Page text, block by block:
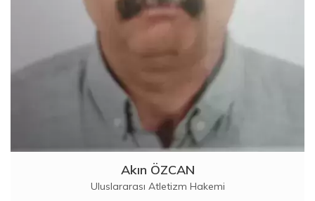
Akın ÖZCAN
Uluslararası Atletizm Hakemi